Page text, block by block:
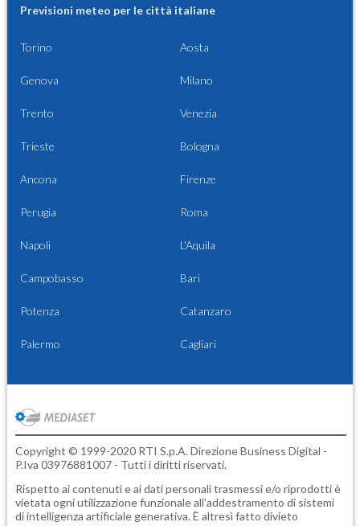
Previsioni meteo per le città italiane
Torino Aosta
Genova Milano
Trento Venezia
Trieste Bologna
Ancona Firenze
Perugia Roma
Napoli L'Aquila
Campobasso Bari
Potenza Catanzaro
Palermo Cagliari
Copyright © 1999-2020 RTI S.p.A. Direzione Business Digital -
P.Iva 03976881007 - Tutti i diritti riservati.
Rispetto ai contenuti e ai dati personali trasmessi e/o riprodotti è
vietata ogni utilizzazione funzionale all'addestramento di sistemi
di intelligenza artificiale generativa. È altresì fatto divieto